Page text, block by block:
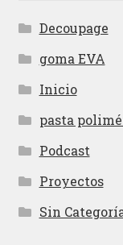
Decoupage
goma EVA
Inicio
pasta
Podcast
Proyectos
Sin